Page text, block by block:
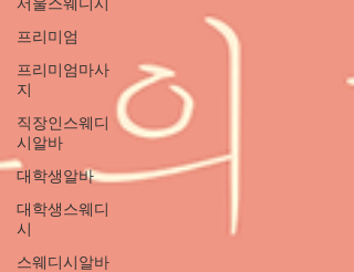
프리미엄
프리미엄마사
지
직장인스웨디
시알바
대학생알바
대학생스웨디
시
스웨디시알바